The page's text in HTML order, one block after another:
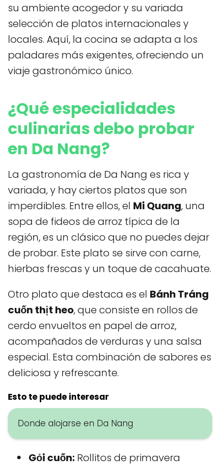
su ambiente acogedor y su variada
selección de platos internacionales y
locales. Aquí, la cocina se adapta a los
paladares más exigentes, ofreciendo un
viaje gastronómico único.
¿Qué especialidades
culinarias debo probar
en Da Nang?
La gastronomía de Da Nang es rica y
variada, y hay ciertos platos que son
imperdibles. Entre ellos, el Mi Quang, una
sopa de fideos de arroz típica de la
región, es un clásico que no puedes dejar
de probar. Este plato se sirve con carne,
hierbas frescas y un toque de cacahuate.
Otro plato que destaca es el Bánh Tráng
cuốn thịt heo, que consiste en rollos de
cerdo envueltos en papel de arroz,
acompañados de verduras y una salsa
especial. Esta combinación de sabores es
deliciosa y refrescante.
Esto te puede interesar
Donde alojarse en Da Nang
Gỏi cuốn: Rollitos de primavera